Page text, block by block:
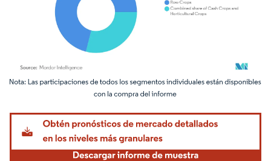
Imagen © Mordor Intelligence. El uso requiere atribución según CC BY 4.0.